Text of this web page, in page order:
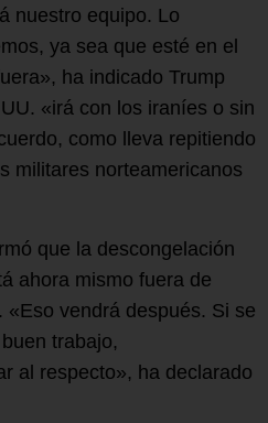
nuestro equipo. Lo
ya sea que esté en el
ha indicado Trump
«irá con los iraníes o sin
como lleva repitiendo
militares norteamericanos
que la descongelación
ahora mismo fuera de
vendrá después. Si se
trabajo,
al respecto», ha declarado